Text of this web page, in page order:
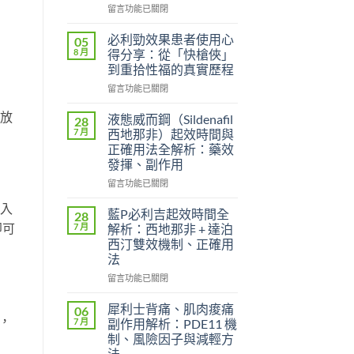
在
而
鋼
的
起
效
間
和
效
果
持
續
間？
完
整
解
析：
從
用
到
藥
效
留言功能已關閉
05
8 月
必利勁效果患者使用心
得分享：從「快槍俠」
到重拾性福的真實歷程
在
利
勁
效
果
患
者
用
心
得
分
享：
從
槍
俠」
到
重
留言功能已關閉
28
7 月
液態威而鋼（Sildenafil
西地那非）起效時間與
正確用法全解析：藥效
發揮、副作用
在
態
威
而
鋼
（Sildenafil
西
那
非）
起
效
留言功能已關閉
28
7 月
藍P必利吉起效時間全
解析：西地那非 + 達泊
西汀雙效機制、正確用
法
在
P
必
利
吉
留言功能已關閉
06
7 月
犀利士背痛、肌肉痠痛
副作用解析：PDE11 機
制、風險因子與減輕方